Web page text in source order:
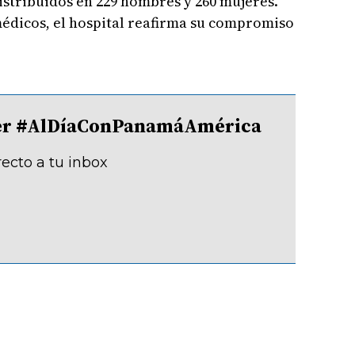
el hospital reafirma su compromiso
#AlDíaConPanamáAmérica
a tu inbox